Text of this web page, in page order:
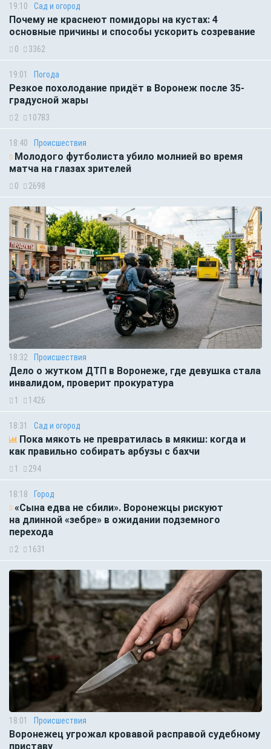
19:10 Сад и огород
Почему не краснеют помидоры на кустах: 4
основные причины и способы ускорить созревание
0 3362
19:01 Погода
Резкое похолодание придёт в Воронеж после 35-
градусной жары
2 10783
18:40 Происшествия
Молодого футболиста убило молнией во время
матча на глазах зрителей
0 2698
18:32 Происшествия
Дело о жутком ДТП в Воронеже, где девушка стала
инвалидом, проверит прокуратура
1 1426
18:31 Сад и огород
Пока мякоть не превратилась в мякиш: когда и
как правильно собирать арбузы с бахчи
1 294
18:18 Город
«Сына едва не сбили». Воронежцы рискуют
на длинной «зебре» в ожидании подземного
перехода
2 1631
18:01 Происшествия
Воронежец угрожал кровавой расправой судебному
приставу